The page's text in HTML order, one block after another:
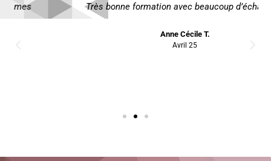
sur
5
Très bonne formation avec beaucoup d’échanges.